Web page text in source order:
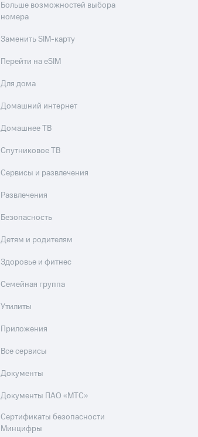
Больше возможностей выбора
номера
Заменить SIM-карту
Перейти на eSIM
Для дома
Домашний интернет
Домашнее ТВ
Спутниковое ТВ
Сервисы и развлечения
Развлечения
Безопасность
Детям и родителям
Здоровье и фитнес
Семейная группа
Утилиты
Приложения
Все сервисы
Документы
Документы ПАО «МТС»
Сертификаты безопасности
Минцифры